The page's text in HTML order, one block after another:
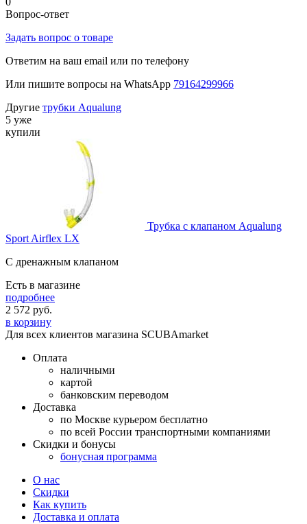
Вопрос-ответ
Задать вопрос о товаре
Ответим на ваш email или по телефону
Или пишите вопросы на WhatsApp 79164299966
Другие трубки Aqualung
5 уже
купили
Трубка с клапаном Aqualung
Sport Airflex LX
С дренажным клапаном
Есть в магазине
подробнее
2 572 руб.
в корзину
Для всех клиентов магазина SCUBAmarket
Оплата
наличными
картой
банковским переводом
Доставка
по Москве курьером бесплатно
по всей России транспортными компаниями
Скидки и бонусы
бонусная программа
О нас
Скидки
Как купить
Доставка и оплата